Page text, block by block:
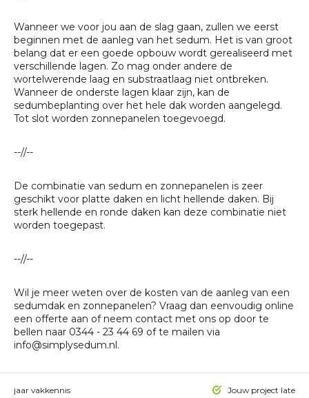
Wanneer we voor jou aan de slag gaan, zullen we eerst
beginnen met de aanleg van het sedum. Het is van groot
belang dat er een goede opbouw wordt gerealiseerd met
verschillende lagen. Zo mag onder andere de
wortelwerende laag en substraatlaag niet ontbreken.
Wanneer de onderste lagen klaar zijn, kan de
sedumbeplanting over het hele dak worden aangelegd.
Tot slot worden zonnepanelen toegevoegd.
--//--
De combinatie van sedum en zonnepanelen is zeer
geschikt voor platte daken en licht hellende daken. Bij
sterk hellende en ronde daken kan deze combinatie niet
worden toegepast.
--//--
Wil je meer weten over de kosten van de aanleg van een
sedumdak en zonnepanelen? Vraag dan eenvoudig online
een offerte aan of neem contact met ons op door te
bellen naar 0344 - 23 44 69 of te mailen via
info@simplysedum.nl.
15 jaar vakkennis Jouw project laten